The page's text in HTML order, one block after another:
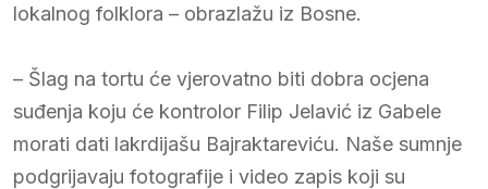
lokalnog folklora – obrazlažu iz Bosne.
– Šlag na tortu će vjerovatno biti dobra ocjena
suđenja koju će kontrolor Filip Jelavić iz Gabele
morati dati lakrdijašu Bajraktareviću. Naše sumnje
podgrijavaju fotografije i video zapis koji su